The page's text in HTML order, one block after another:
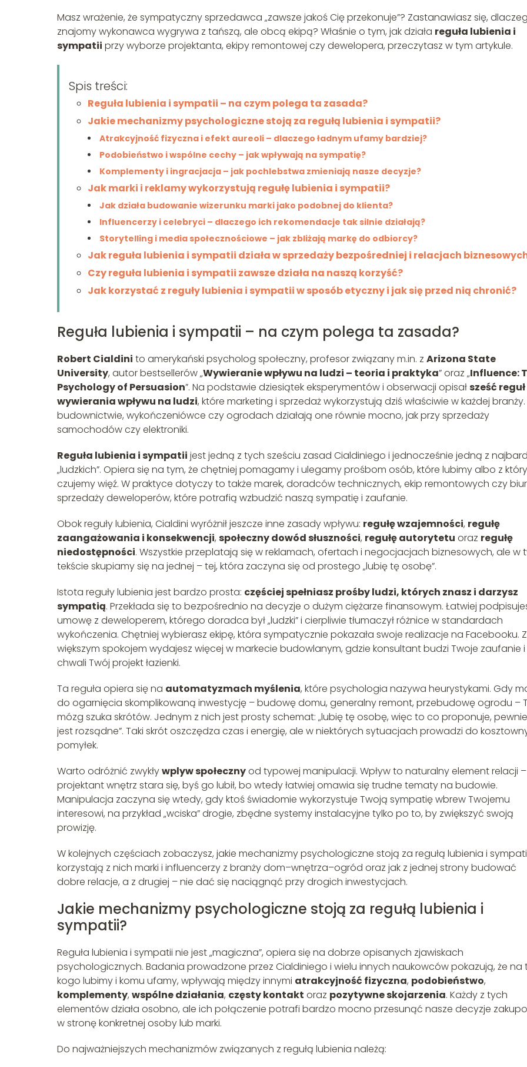
Masz wrażenie, że sympatyczny sprzedawca „zawsze jakoś Cię przekonuje”? Zastanawiasz się,
znajomy wykonawca wygrywa z tańszą, ale obcą ekipą? Właśnie o tym, jak działa reguła lubienia i
sympatii przy wyborze projektanta, ekipy remontowej czy dewelopera, przeczytasz w tym artykule.
Spis treści:
Reguła lubienia i sympatii – na czym polega ta zasada?
Jakie mechanizmy psychologiczne stoją za regułą lubienia i sympatii?
Atrakcyjność fizyczna i efekt aureoli – dlaczego ładnym ufamy bardziej?
Podobieństwo i wspólne cechy – jak wpływają na sympatię?
Komplementy i ingracjacja – jak pochlebstwa zmieniają nasze decyzje?
Jak marki i reklamy wykorzystują regułę lubienia i sympatii?
Jak działa budowanie wizerunku marki jako podobnej do klienta?
Influencerzy i celebryci – dlaczego ich rekomendacje tak silnie działają?
Storytelling i media społecznościowe – jak zbliżają markę do odbiorcy?
Jak reguła lubienia i sympatii działa w sprzedaży bezpośredniej i relacjach
Czy reguła lubienia i sympatii zawsze działa na naszą korzyść?
Jak korzystać z reguły lubienia i sympatii w sposób etyczny i jak się przed nią chronić?
Reguła lubienia i sympatii – na czym polega ta zasada?
Robert Cialdini to amerykański psycholog społeczny, profesor związany m.in. z Arizona State
University, autor bestsellerów „Wywieranie wpływu na ludzi – teoria i praktyka” oraz „Influence:
Psychology of Persuasion”. Na podstawie dziesiątek eksperymentów i obserwacji opisałsześć reguł
wywierania wpływu na ludzi, które marketing i sprzedaż wykorzystują dziś właściwie w każdej branży.
budownictwie, wykończeniówce czy ogrodach działają one równie mocno, jak przy sprzedaży
samochodów czy elektroniki.
Reguła lubienia i sympatii jest jedną z tych sześciu zasad Cialdiniego i jednocześnie jedną z
„ludzkich”. Opiera się na tym, że chętniej pomagamy i ulegamy prośbom osób, które lubimy albo z
czujemy więź. W praktyce dotyczy to także marek, doradców technicznych, ekip remontowych czy biur
sprzedaży deweloperów, które potrafią wzbudzić naszą sympatię i zaufanie.
Obok reguły lubienia, Cialdini wyróżnił jeszcze inne zasady wpływu: regułę wzajemności, regułę
zaangażowania i konsekwencji, społeczny dowód słuszności, regułę autorytetu oraz regułę
niedostępności. Wszystkie przeplatają się w reklamach, ofertach i negocjacjach biznesowych, ale w
tekście skupiamy się na jednej – tej, która zaczyna się od prostego „lubię tę osobę”.
Istota reguły lubienia jest bardzo prosta: częściej spełniasz prośby ludzi, których znasz i darzysz
sympatią. Przekłada się to bezpośrednio na decyzje o dużym ciężarze finansowym. Łatwiej
umowę z deweloperem, którego doradca był „ludzki” i cierpliwie tłumaczył różnice w standardach
wykończenia. Chętniej wybierasz ekipę, która sympatycznie pokazała swoje realizacje na Facebooku. Z
większym spokojem wydajesz więcej w markecie budowlanym, gdzie konsultant budzi Twoje zaufanie i
chwali Twój projekt łazienki.
Ta reguła opiera się na automatyzmach myślenia, które psychologia nazywa heurystykami. Gdy
do ogarnięcia skomplikowaną inwestycję – budowę domu, generalny remont, przebudowę ogrodu –
mózg szuka skrótów. Jednym z nich jest prosty schemat: „lubię tę osobę, więc to co proponuje, pewnie
jest rozsądne”. Taki skrót oszczędza czas i energię, ale w niektórych sytuacjach prowadzi do
pomyłek.
Warto odróżnić zwykływplyw społecznyod typowej manipulacji. Wpływ to naturalny element relacji –
projektant wnętrz stara się, byś go lubił, bo wtedy łatwiej omawia się trudne tematy na budowie.
Manipulacja zaczyna się wtedy, gdy ktoś świadomie wykorzystuje Twoją sympatię wbrew Twojemu
interesowi, na przykład „wciska” drogie, zbędne systemy instalacyjne tylko po to, by zwiększyć swoją
prowizję.
W kolejnych częściach zobaczysz, jakie mechanizmy psychologiczne stoją za regułą lubienia i
korzystają z nich marki i influencerzy z branży dom–wnętrza–ogród oraz jak z jednej strony budować
dobre relacje, a z drugiej – nie dać się naciągnąć przy drogich inwestycjach.
Jakie mechanizmy psychologiczne stoją za regułą lubienia i
sympatii?
Reguła lubienia i sympatii nie jest „magiczna”, opiera się na dobrze opisanych zjawiskach
psychologicznych. Badania prowadzone przez Cialdiniego i wielu innych naukowców pokazują, że na
kogo lubimy i komu ufamy, wpływają między innymi atrakcyjność fizyczna, podobieństwo,
komplementy, wspólne działania, częsty kontakt oraz pozytywne skojarzenia. Każdy z tych
elementów działa osobno, ale ich połączenie potrafi bardzo mocno przesunąć nasze decyzje
w stronę konkretnej osoby lub marki.
Do najważniejszych mechanizmów związanych z regułą lubienia należą: